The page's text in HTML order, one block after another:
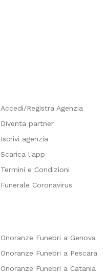
Accedi/Registra Agenzia
Diventa partner
Iscrivi agenzia
Scarica l'app
Termini e Condizioni
Funerale Coronavirus
Onoranze Funebri a Genova
Onoranze Funebri a Pescara
Onoranze Funebri a Catania